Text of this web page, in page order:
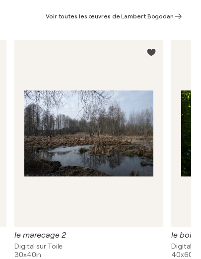
Voir toutes les œuvres de Lambert Bogodan
le marecage 2
Digital sur Toile
30x40in
le bois
Digital
40x60in